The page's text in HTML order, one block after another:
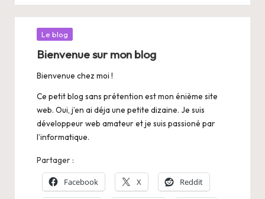
Posted
Le blog
Bienvenue sur mon blog
Bienvenue chez moi !
Ce petit blog sans prétention est mon énième site
web. Oui, j’en ai déja une petite dizaine. Je suis
développeur web amateur et je suis passioné par
l’informatique.
Partager :
Facebook X Reddit